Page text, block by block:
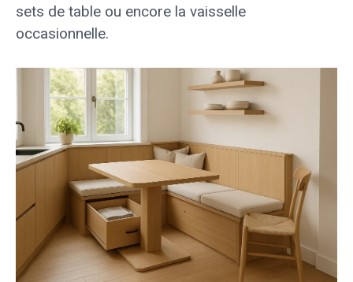
sets de table ou encore la vaisselle
occasionnelle.